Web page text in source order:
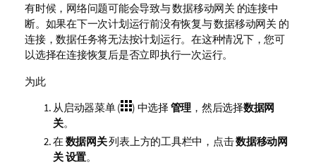
有时候，网络问题可能会导致与数据移动网关 的连接中
断。如果在下一次计划运行前没有恢复与数据移动网关 的
连接，数据任务将无法按计划运行。在这种情况下，您可
以选择在连接恢复后是否立即执行一次运行。
为此
从启动器菜单 (
) 中选择 管理 ，然后选择数据网
关。
在 数据网关列表上方的工具栏中，点击数据移动网
关设置。